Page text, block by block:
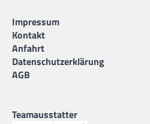
Impressum
Kontakt
Anfahrt
Datenschutzerklärung
AGB
Teamausstatter